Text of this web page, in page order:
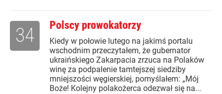
Polscy prowokatorzy
Kiedy w połowie lutego na jakimś portalu
wschodnim przeczytałem, że gubernator
ukraińskiego Zakarpacia zrzuca na Polaków
winę za podpalenie tamtejszej siedziby
mniejszości węgierskiej, pomyślałem: „Mój
Boże! Kolejny polakożerca odezwał się na...
34